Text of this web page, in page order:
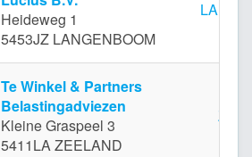
Heideweg 1
5453JZ LANGENBOOM
Te Winkel & Partners
Belastingadviezen
Kleine Graspeel 3
5411LA ZEELAND